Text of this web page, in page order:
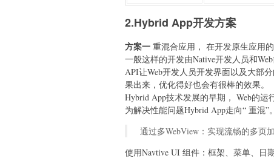
2.Hybrid App开发方案
方案一 重混合应用， 在开发原生应用
一般这样的开发由Native开发人员和
API让Web开发人员开发界面以及大部
果出来，优化得好也会有很棒的效果。
Hybrid App技术发展的早期， Web的运
为解决性能问题Hybrid App走向“ 重混”。
通过多WebView：实现流畅的多页
使用Navtive UI 组件：框架、菜单、日期